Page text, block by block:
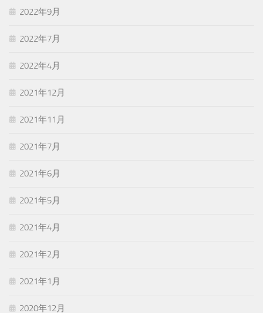
2022年9月
2022年7月
2022年4月
2021年12月
2021年11月
2021年7月
2021年6月
2021年5月
2021年4月
2021年2月
2021年1月
2020年12月